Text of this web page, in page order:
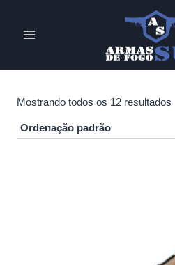
Mostrando todos os 12 resultados